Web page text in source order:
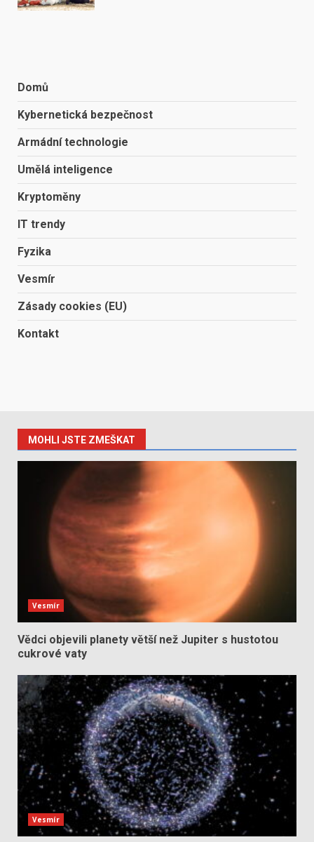
Domů
Kybernetická bezpečnost
Armádní technologie
Umělá inteligence
Kryptoměny
IT trendy
Fyzika
Vesmír
Zásady cookies (EU)
Kontakt
MOHLI JSTE ZMEŠKAT
Vesmír
Vědci objevili planety větší než Jupiter s hustotou
cukrové vaty
Vesmír